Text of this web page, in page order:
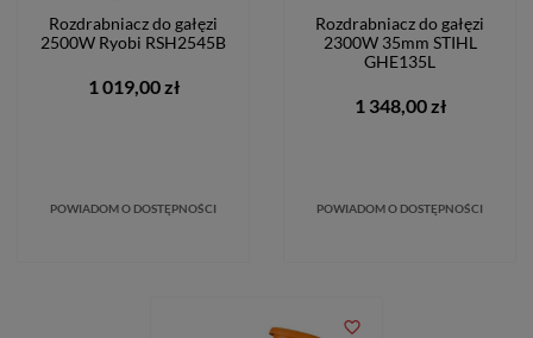
Rozdrabniacz do gałęzi
2500W Ryobi RSH2545B
1 019,00 zł
POWIADOM O DOSTĘPNOŚCI
Rozdrabniacz do gałęzi
2300W 35mm STIHL
GHE135L
1 348,00 zł
POWIADOM O DOSTĘPNOŚCI
favorite_border